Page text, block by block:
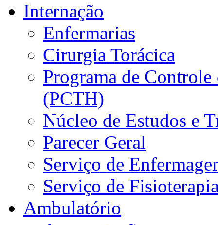
Internação
Enfermarias
Cirurgia Torácica
Programa de
(PCTH)
Núcleo de Estudos e
Parecer Geral
Serviço de
Serviço de
Ambulatório